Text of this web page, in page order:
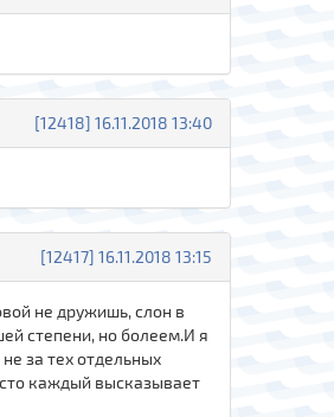
[12418] 16.11.2018 13:40
[12417] 16.11.2018 13:15
не дружишь, слон в
степени, но болеем.И я
за тех отдельных
каждый высказывает